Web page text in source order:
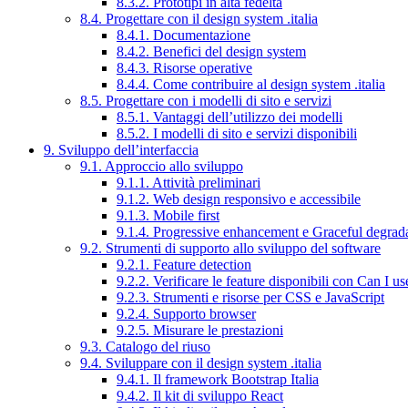
8.4. Progettare con il design system .italia
8.4.1. Documentazione
8.4.2. Benefici del design system
8.4.3. Risorse operative
8.4.4. Come contribuire al design system .italia
8.5. Progettare con i modelli di sito e servizi
8.5.1. Vantaggi dell’utilizzo dei modelli
8.5.2. I modelli di sito e servizi disponibili
9. Sviluppo dell’interfaccia
9.1. Approccio allo sviluppo
9.1.1. Attività preliminari
9.1.2. Web design responsivo e accessibile
9.1.3. Mobile first
9.1.4. Progressive enhancement e Graceful
9.2. Strumenti di supporto allo sviluppo del software
9.2.1. Feature detection
9.2.2. Verificare le feature disponibili con Can I
9.2.3. Strumenti e risorse per CSS e JavaScript
9.2.4. Supporto browser
9.2.5. Misurare le prestazioni
9.3. Catalogo del riuso
9.4. Sviluppare con il design system .italia
9.4.1. Il framework Bootstrap Italia
9.4.2. Il kit di sviluppo React